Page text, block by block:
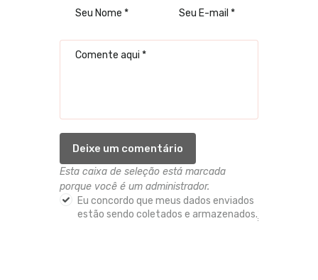
Esta caixa de seleção está marcada
porque você é um administrador.
Eu concordo que meus dados enviados
estão sendo coletados e armazenados.